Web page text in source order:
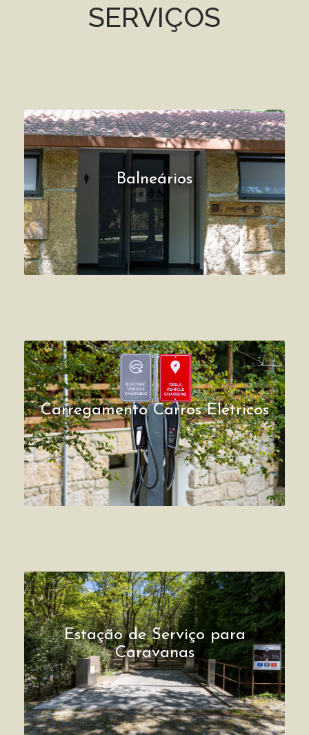
SERVIÇOS
Balneários
Carregamento Carros Elétricos
Estação de Serviço para
Caravanas